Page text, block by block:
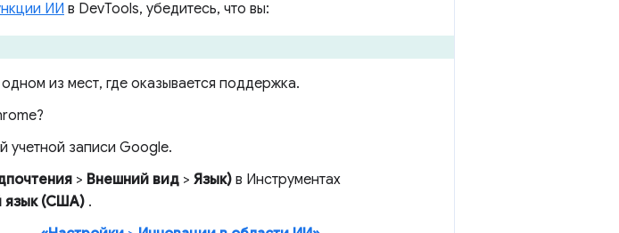
ИИ в DevTools, убедитесь, что вы:
из мест, где оказывается поддержка.
записи Google.
> Внешний вид > Язык) в Инструментах
язык (США) .